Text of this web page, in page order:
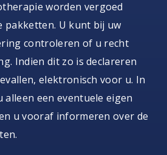
worden vergoed
pakketten. U kunt bij uw
controleren of u recht
Indien dit zo is declareren
elektronisch voor u. In
alleen een eventuele eigen
u vooraf informeren over de